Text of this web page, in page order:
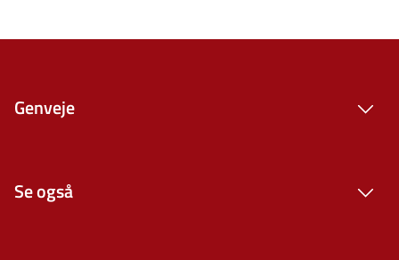
Genveje
Se også